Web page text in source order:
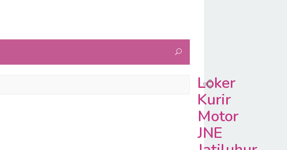
Loker
Kurir
Motor
JNE